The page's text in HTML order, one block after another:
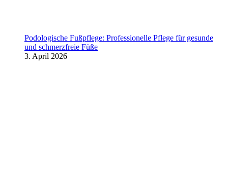
Podologische Fußpflege: Professionelle Pflege für gesunde
und schmerzfreie Füße
3. April 2026